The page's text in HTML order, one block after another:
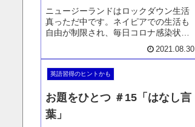
ニュージーランドはロックダウン生活
真っただ中です。ネイピアでの生活も
自由が制限され、毎日コロナ感染状況
などをニュースなどを読んで確認をし
ます。いつもなら推測だけでわからな
くつか調べてみて覚えた英単語があり
2021.08.30
英語習得のヒントかも
お題をひとつ ＃15「はなし言
葉」